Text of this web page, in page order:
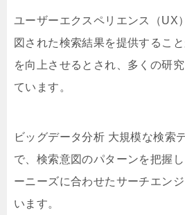
ユーザーエクスペリエンス（UX
図された検索結果を提供するこ
を向上させるとされ、多くの研
ています。
ビッグデータ分析 大規模な検索
で、検索意図のパターンを把握
ーニーズに合わせたサーチエン
います。